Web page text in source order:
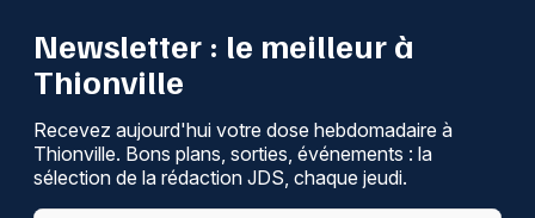
Newsletter : le meilleur à
Thionville
Recevez aujourd'hui votre dose hebdomadaire à
Thionville. Bons plans, sorties, événements : la
sélection de la rédaction JDS, chaque jeudi.